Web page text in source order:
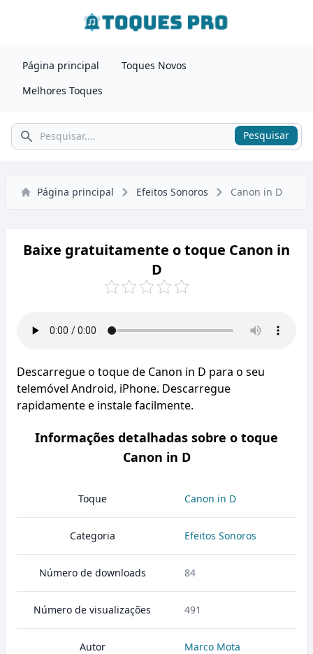
Página principal
Toques Novos
Melhores Toques
Pesquisar Pesquisar
Página principal Efeitos Sonoros Canon in D
Baixe gratuitamente o toque Canon in
D
Descarregue o toque de Canon in D para o seu
telemóvel Android, iPhone. Descarregue
rapidamente e instale facilmente.
Informações detalhadas sobre o toque
Canon in D
Toque Canon in D
Categoria Efeitos Sonoros
Número de downloads 84
Número de visualizações 491
Autor Marco Mota